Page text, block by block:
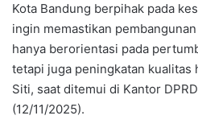
Kota Bandung berpihak pada
ingin memastikan
hanya berorientasi pada
tetapi juga peningkatan kualitas
Siti, saat ditemui di Kantor
(12/11/2025).